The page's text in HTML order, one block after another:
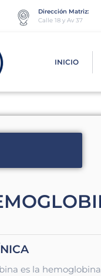
Dirección Matriz:
Calle 18 y Av 37
INICIO
es la